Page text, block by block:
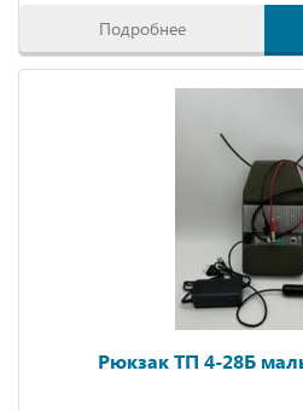
Подробнее
Рюкзак ТП 4-28Б